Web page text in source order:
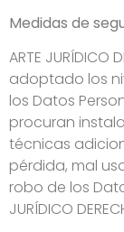
Medidas de
ARTE JURÍDICO
adoptado los
los Datos
procuran
técnicas
pérdida, mal
robo de los
JURÍDICO